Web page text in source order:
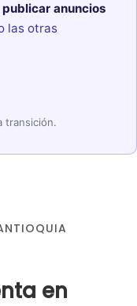
anuncios
las otras
transición.
en